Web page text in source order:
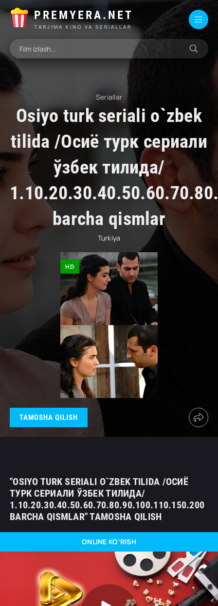
PREMYERA.NET
TARJIMA KINO VA SERIALLAR
Seriallar
Osiyo turk seriali o`zbek
tilida /Осиё турк сериали
ўзбек тилида/
barcha qismlar
Turkiya
HD
TAMOSHA QILISH
"OSIYO TURK SERIALI O`ZBEK TILIDA /ОСИЁ
ТУРК СЕРИАЛИ ЎЗБЕК ТИЛИДА/
1.10.20.30.40.50.60.70.80.90.100.110.150.200
BARCHA QISMLAR" TAMOSHA QILISH
ONLINE KO'RISH